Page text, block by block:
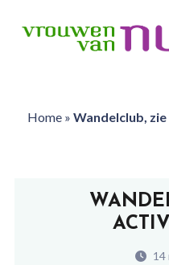
Home» Wandelclub,
14